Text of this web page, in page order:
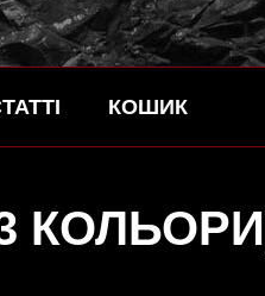
КОШИК